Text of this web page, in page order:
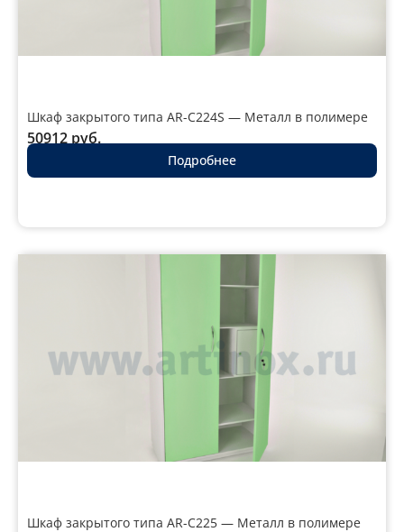
Шкаф закрытого типа AR-C224S — Металл в полимере
50912 руб.
Подробнее
Шкаф закрытого типа AR-C225 — Металл в полимере